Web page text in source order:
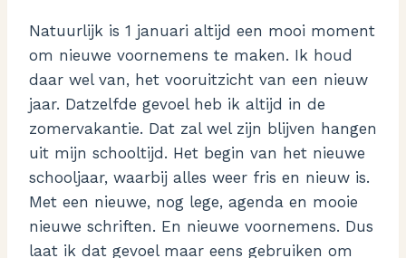
Natuurlijk is 1 januari altijd een mooi moment
om nieuwe voornemens te maken. Ik houd
daar wel van, het vooruitzicht van een nieuw
jaar. Datzelfde gevoel heb ik altijd in de
zomervakantie. Dat zal wel zijn blijven hangen
uit mijn schooltijd. Het begin van het nieuwe
schooljaar, waarbij alles weer fris en nieuw is.
Met een nieuwe, nog lege, agenda en mooie
nieuwe schriften. En nieuwe voornemens. Dus
laat ik dat gevoel maar eens gebruiken om